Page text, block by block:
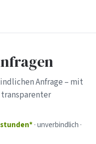
Anfrage – mit
· unverbindlich ·